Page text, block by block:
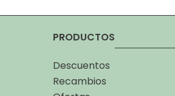
PRODUCTOS
Descuentos
Recambios